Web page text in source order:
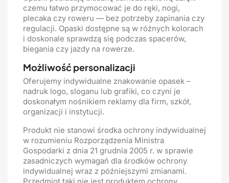
czemu łatwo przymocować je do ręki, nogi,
plecaka czy roweru — bez potrzeby zapinania czy
regulacji. Opaski dostępne są w różnych kolorach
i doskonale sprawdzą się podczas spacerów,
biegania czy jazdy na rowerze.
Możliwość personalizacji
Oferujemy indywidualne znakowanie opasek –
nadruk logo, sloganu lub grafiki, co czyni je
doskonałym nośnikiem reklamy dla firm, szkół,
organizacji i instytucji.
Produkt nie stanowi środka ochrony indywidualnej
w rozumieniu Rozporządzenia Ministra
Gospodarki z dnia 21 grudnia 2005 r. w sprawie
zasadniczych wymagań dla środków ochrony
indywidualnej wraz z późniejszymi zmianami.